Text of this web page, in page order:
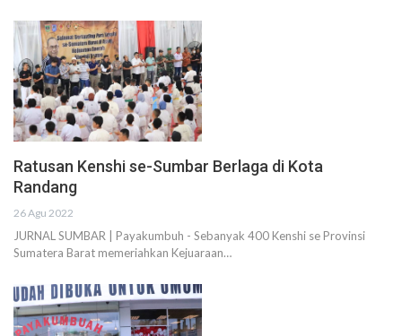
Ratusan Kenshi se-Sumbar Berlaga di Kota
Randang
26 Agu 2022
JURNAL SUMBAR | Payakumbuh - Sebanyak 400 Kenshi se Provinsi
Sumatera Barat memeriahkan Kejuaraan…